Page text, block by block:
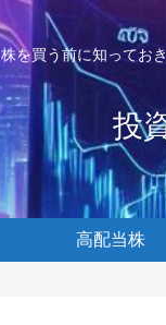
株を買う前に知ってお
投
高配当株